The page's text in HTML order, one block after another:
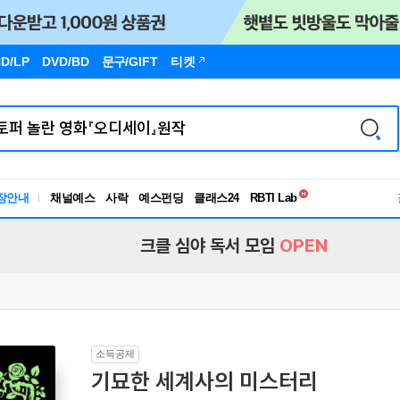
LP DVD/BD 문구/GIFT 티켓
안내 채널예스 사락 예스펀딩 클래스24
독서유형검사
크클 심야 독서 모임 OPEN
소득공제
기묘한 세계사의 미스터리